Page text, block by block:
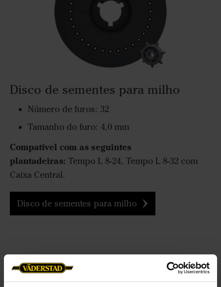
Disco de sementes para milho
Número de furos: 32
Tamanho do furo: 4,0 mm
Compatível com as seguintes
plantadeiras: Tempo L 8-24, Tempo L 8-32 com
Caixa Central.
Disco de sementes para milho